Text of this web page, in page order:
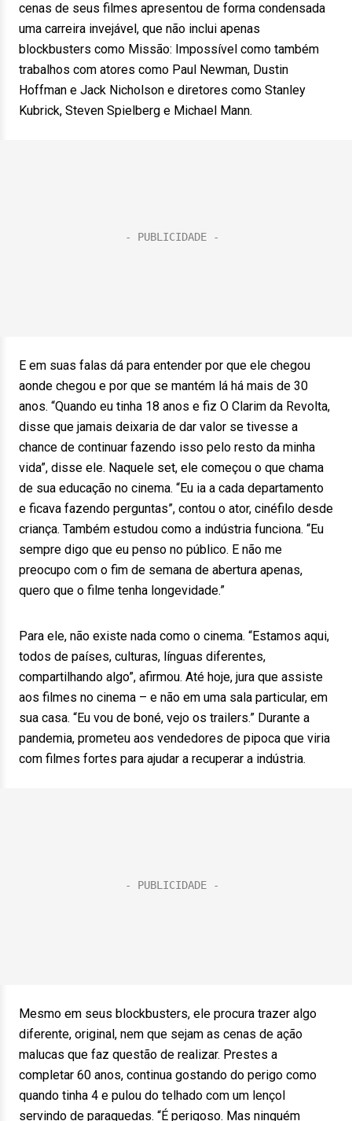
cenas de seus filmes apresentou de forma condensada
uma carreira invejável, que não inclui apenas
blockbusters como Missão: Impossível como também
trabalhos com atores como Paul Newman, Dustin
Hoffman e Jack Nicholson e diretores como Stanley
Kubrick, Steven Spielberg e Michael Mann.
E em suas falas dá para entender por que ele chegou
aonde chegou e por que se mantém lá há mais de 30
anos. “Quando eu tinha 18 anos e fiz O Clarim da Revolta,
disse que jamais deixaria de dar valor se tivesse a
chance de continuar fazendo isso pelo resto da minha
vida”, disse ele. Naquele set, ele começou o que chama
de sua educação no cinema. “Eu ia a cada departamento
e ficava fazendo perguntas”, contou o ator, cinéfilo desde
criança. Também estudou como a indústria funciona. “Eu
sempre digo que eu penso no público. E não me
preocupo com o fim de semana de abertura apenas,
quero que o filme tenha longevidade.”
Para ele, não existe nada como o cinema. “Estamos aqui,
todos de países, culturas, línguas diferentes,
compartilhando algo”, afirmou. Até hoje, jura que assiste
aos filmes no cinema – e não em uma sala particular, em
sua casa. “Eu vou de boné, vejo os trailers.” Durante a
pandemia, prometeu aos vendedores de pipoca que viria
com filmes fortes para ajudar a recuperar a indústria.
Mesmo em seus blockbusters, ele procura trazer algo
diferente, original, nem que sejam as cenas de ação
malucas que faz questão de realizar. Prestes a
completar 60 anos, continua gostando do perigo como
quando tinha 4 e pulou do telhado com um lençol
servindo de paraquedas. “É perigoso. Mas ninguém